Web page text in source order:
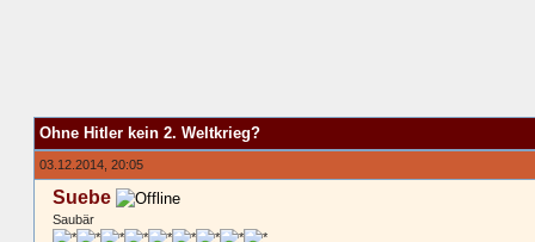
Ohne Hitler kein 2. Weltkrieg?
03.12.2014, 20:05
Suebe
Saubär